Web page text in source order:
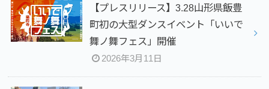
【プレスリリース】3.28山形県飯豊
町初の大型ダンスイベント「いいで
舞ノ舞フェス」開催
2026年3月11日